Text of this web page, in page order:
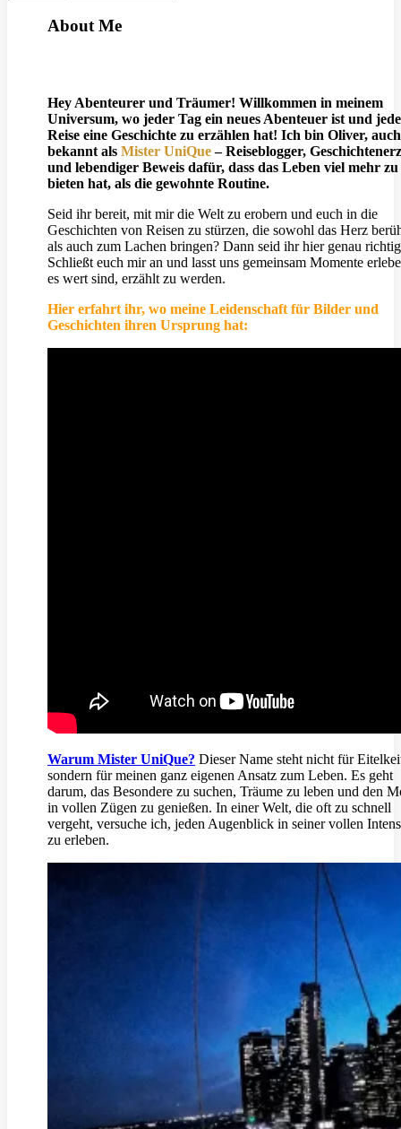
About Me
Hey Abenteurer und Träumer! Willkommen in meinem
Universum, wo jeder Tag ein neues Abenteuer ist und jede
Reise eine Geschichte zu erzählen hat! Ich bin Oliver, auch
bekannt als Mister UniQue– Reiseblogger,
und lebendiger Beweis dafür, dass das Leben viel mehr zu
bieten hat, als die gewohnte Routine.
Seid ihr bereit, mit mir die Welt zu erobern und euch in die
Geschichten von Reisen zu stürzen, die sowohl das Herz
als auch zum Lachen bringen? Dann seid ihr hier genau
Schließt euch mir an und lasst uns gemeinsam Momente
es wert sind, erzählt zu werden.
Hier erfahrt ihr, wo meine Leidenschaft für Bilder und
Geschichten ihren Ursprung hat:
Warum Mister UniQue? Dieser Name steht nicht für
sondern für meinen ganz eigenen Ansatz zum Leben. Es geht
darum, das Besondere zu suchen, Träume zu leben und den
in vollen Zügen zu genießen. In einer Welt, die oft zu schnell
vergeht, versuche ich, jeden Augenblick in seiner vollen
zu erleben.